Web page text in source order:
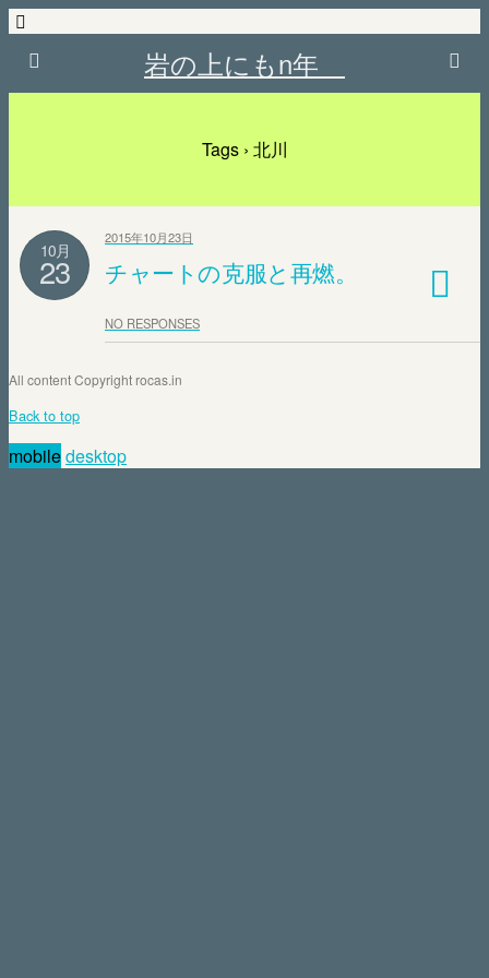
岩の上にもn年
Tags › 北川
10月
23
2015年10月23日
チャートの克服と再燃。
NO RESPONSES
All content Copyright rocas.in
Back to top
mobiledesktop